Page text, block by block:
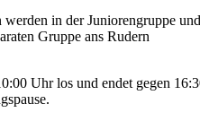
in der Juniorengruppe und
Gruppe ans Rudern
Uhr los und endet gegen